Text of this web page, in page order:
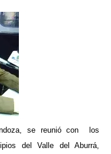
se reunió con los
del Valle del Aburrá,